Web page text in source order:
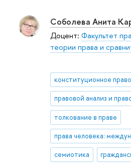
Соболева Анита
Доцент: Факультет
теории права и
толкование в праве
семиотика